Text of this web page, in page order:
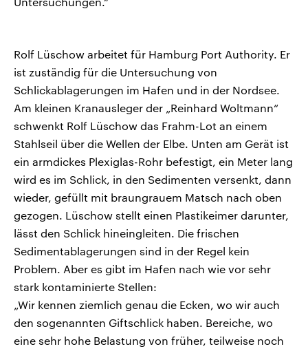
Rolf Lüschow arbeitet für Hamburg Port Authority. Er
ist zuständig für die Untersuchung von
Schlickablagerungen im Hafen und in der Nordsee.
Am kleinen Kranausleger der „Reinhard Woltmann“
schwenkt Rolf Lüschow das Frahm-Lot an einem
Stahlseil über die Wellen der Elbe. Unten am Gerät ist
ein armdickes Plexiglas-Rohr befestigt, ein Meter lang
wird es im Schlick, in den Sedimenten versenkt, dann
wieder, gefüllt mit braungrauem Matsch nach oben
gezogen. Lüschow stellt einen Plastikeimer darunter,
lässt den Schlick hineingleiten. Die frischen
Sedimentablagerungen sind in der Regel kein
Problem. Aber es gibt im Hafen nach wie vor sehr
stark kontaminierte Stellen:
„Wir kennen ziemlich genau die Ecken, wo wir auch
den sogenannten Giftschlick haben. Bereiche, wo
eine sehr hohe Belastung von früher, teilweise noch